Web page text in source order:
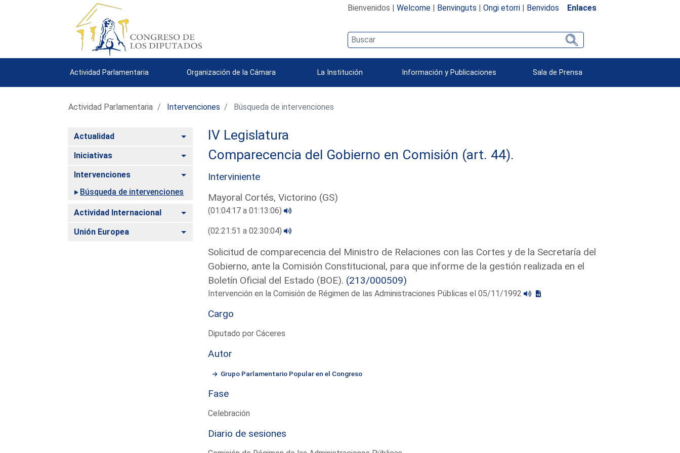
Bienvenidos | Welcome| Benvinguts | Ongi etorri| Benvidos Enlaces
Actividad Parlamentaria Organización de la Cámara La Institución Información y Publicaciones Sala de Prensa
Actividad Parlamentaria Intervenciones Búsqueda de intervenciones
Actualidad Alternar
Iniciativas Alternar
Intervenciones
Alternar
Búsqueda de intervenciones
Actividad Internacional Alternar
Unión Europea Alternar
IV Legislatura
Comparecencia del Gobierno en Comisión (art. 44).
Interviniente
Mayoral Cortés, Victorino (GS)
(01:04:17 a 01:13:06)
(02:21:51 a 02:30:04)
Solicitud de comparecencia del Ministro de Relaciones con las Cortes y de la Secretaría del
Gobierno, ante la Comisión Constitucional, para que informe de la gestión realizada en el
Boletín Oficial del Estado (BOE). (213/000509)
Intervención en la Comisión de Régimen de las Administraciones Públicas el 05/11/1992
Cargo
Diputado por Cáceres
Autor
Grupo Parlamentario Popular en el Congreso
Fase
Celebración
Diario de sesiones